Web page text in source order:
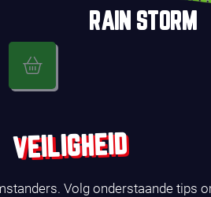
RAIN STORM
VEILIGHEID
Volg onderstaande tips